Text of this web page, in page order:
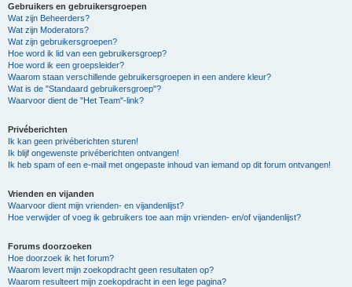
Gebruikers en gebruikersgroepen
Wat zijn Beheerders?
Wat zijn Moderators?
Wat zijn gebruikersgroepen?
Hoe word ik lid van een gebruikersgroep?
Hoe word ik een groepsleider?
Waarom staan verschillende gebruikersgroepen in een andere kleur?
Wat is de "Standaard gebruikersgroep"?
Waarvoor dient de "Het Team"-link?
Privéberichten
Ik kan geen privéberichten sturen!
Ik blijf ongewenste privéberichten ontvangen!
Ik heb spam of een e-mail met ongepaste inhoud van iemand op dit forum ontvangen!
Vrienden en vijanden
Waarvoor dient mijn vrienden- en vijandenlijst?
Hoe verwijder of voeg ik gebruikers toe aan mijn vrienden- en/of vijandenlijst?
Forums doorzoeken
Hoe doorzoek ik het forum?
Waarom levert mijn zoekopdracht geen resultaten op?
Waarom resulteert mijn zoekopdracht in een lege pagina?